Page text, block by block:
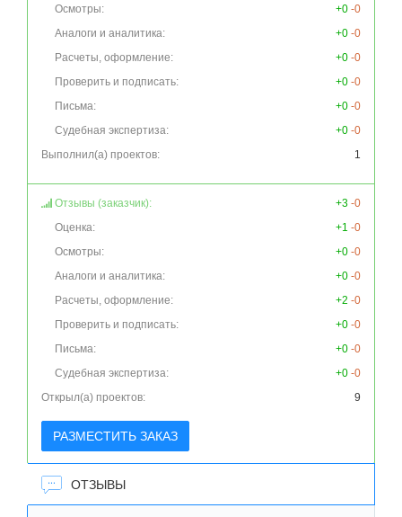
Осмотры:
+0 -0
Аналоги и аналитика:
+0 -0
Расчеты, оформление:
+0 -0
Проверить и подписать:
+0 -0
Письма:
+0 -0
Судебная экспертиза:
+0 -0
Выполнил(а) проектов:
1
Отзывы (заказчик): +3 -0
Оценка:
+1 -0
Осмотры:
+0 -0
Аналоги и аналитика:
+0 -0
Расчеты, оформление:
+2 -0
Проверить и подписать:
+0 -0
Письма:
+0 -0
Судебная экспертиза:
+0 -0
Открыл(а) проектов:
9
РАЗМЕСТИТЬ ЗАКАЗ
ОТЗЫВЫ